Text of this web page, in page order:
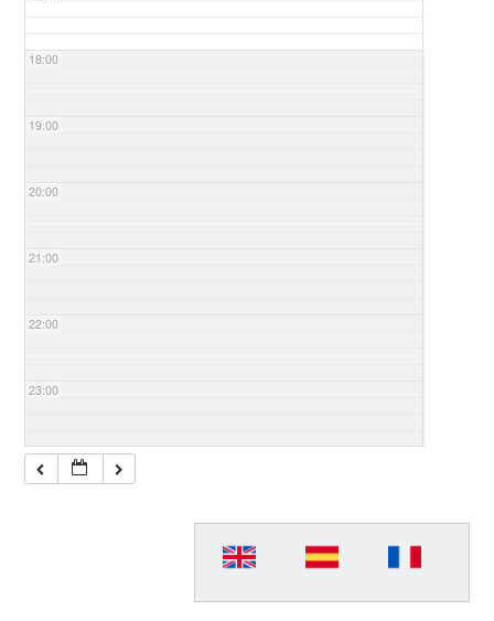
18:00
19:00
20:00
21:00
22:00
23:00